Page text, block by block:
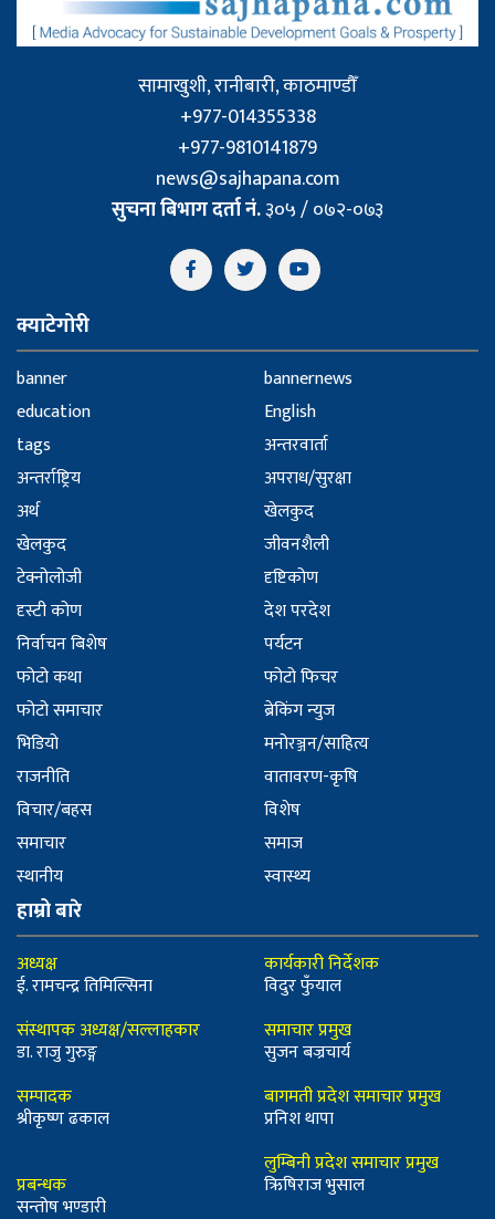
सामाखुशी, रानीबारी, काठमाण्डौँ
+977-014355338
+977-9810141879
news@sajhapana.com
सुचना बिभाग दर्ता नं.३०५ / ०७२-०७३
क्याटेगोरी
banner
bannernews
education
English
tags
अन्तरवार्ता
अन्तर्राष्ट्रिय
अपराध/सुरक्षा
अर्थ
खेलकुद
खेलकुद
जीवनशैली
टेक्नोलोजी
दृष्टिकोण
दृस्टी कोण
देश परदेश
निर्वाचन बिशेष
पर्यटन
फोटो कथा
फोटो फिचर
फोटो समाचार
ब्रेकिंग न्युज
भिडियो
मनोरञ्जन/साहित्य
राजनीति
वातावरण-कृषि
विचार/बहस
विशेष
समाचार
समाज
स्थानीय
स्वास्थ्य
हाम्रो बारे
अध्यक्ष
ई. रामचन्द्र तिमिल्सिना
संस्थापक अध्यक्ष/सल्लाहकार
डा. राजु गुरुङ्ग
सम्पादक
श्रीकृष्ण ढकाल
प्रबन्धक
सन्तोष भण्डारी
कार्यकारी निर्देशक
विदुर फुँयाल
समाचार प्रमुख
सुजन बज्रचार्य
बागमती प्रदेश समाचार प्रमुख
प्रनिश थापा
लुम्बिनी प्रदेश समाचार प्रमुख
ऋिषिराज भुसाल